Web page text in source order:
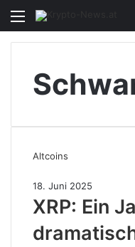
Menü
Altcoins
18. Juni 2025
XRP: Ein